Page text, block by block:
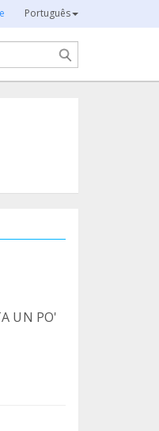
Português
UN PO'